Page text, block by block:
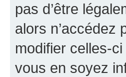
pas d’être
alors n’accédez
modifier celles-
vous en soyez